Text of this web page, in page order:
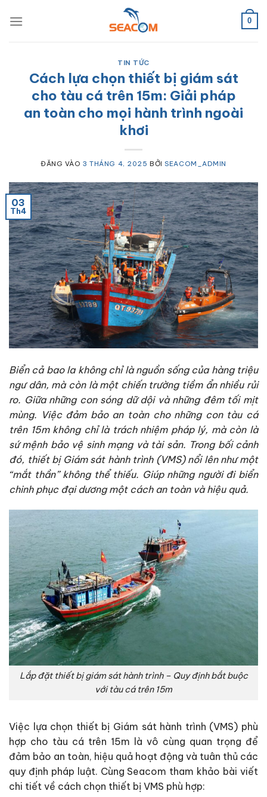
qua
0
TIN TỨC
Cách lựa chọn thiết bị giám sát
cho tàu cá trên 15m: Giải pháp
an toàn cho mọi hành trình ngoài
khơi
ĐĂNG VÀO3 THÁNG 4, 2025 BỞISEACOM_ADMIN
03
Th4
Biển cả bao la không chỉ là nguồn sống của hàng triệu
ngư dân, mà còn là một chiến trường tiềm ẩn nhiều rủi
ro. Giữa những con sóng dữ dội và những đêm tối mịt
mùng. Việc đảm bảo an toàn cho những con tàu cá
trên 15m không chỉ là trách nhiệm pháp lý, mà còn là
sứ mệnh bảo vệ sinh mạng và tài sản. Trong bối cảnh
đó, thiết bị Giám sát hành trình (VMS) nổi lên như một
“mắt thần” không thể thiếu. Giúp những người đi biển
chinh phục đại dương một cách an toàn và hiệu quả.
Lắp đặt thiết bị giám sát hành trình – Quy định bắt buộc
với tàu cá trên 15m
Việc lựa chọn thiết bị Giám sát hành trình (VMS) phù
hợp cho tàu cá trên 15m là vô cùng quan trọng để
đảm bảo an toàn, hiệu quả hoạt động và tuân thủ các
quy định pháp luật. Cùng Seacom tham khảo bài viết
chi tiết về cách chọn thiết bị VMS phù hợp: